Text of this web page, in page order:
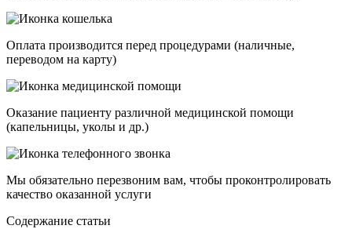
Оплата производится перед процедурами (наличные,
переводом на карту)
Оказание пациенту различной медицинской помощи
(капельницы, уколы и др.)
Мы обязательно перезвоним вам, чтобы проконтролировать
качество оказанной услуги
Cодержание статьи